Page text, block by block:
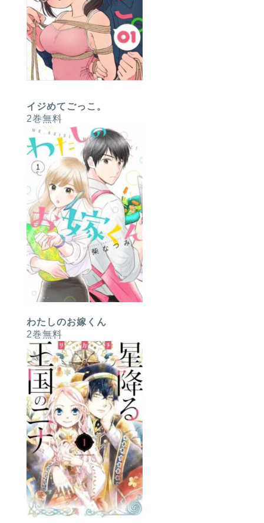
イジめてごっこ。
2巻無料
わたしのお嫁くん
2巻無料